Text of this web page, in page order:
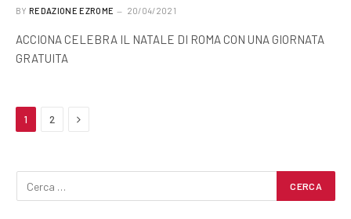
BY REDAZIONE EZROME 20/04/2021
ACCIONA CELEBRA IL NATALE DI ROMA CON UNA GIORNATA
GRATUITA
1 2 Next